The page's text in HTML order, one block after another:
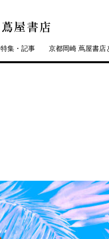
特集・記事 京都岡崎 蔦屋書店